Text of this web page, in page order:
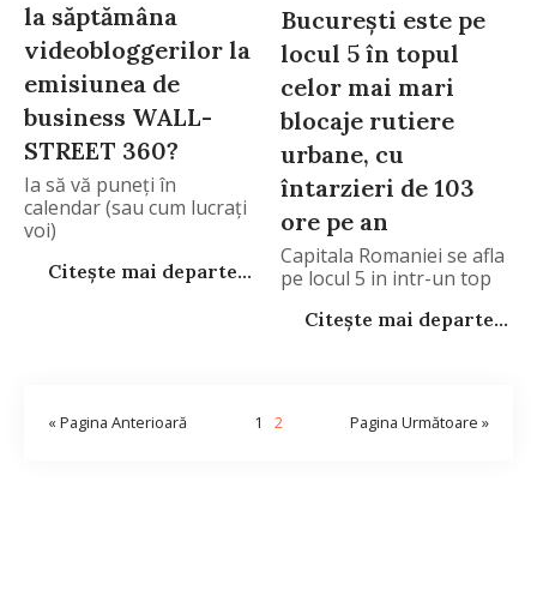
la săptămâna
videobloggerilor la
emisiunea de
business WALL-
STREET 360?
Ia să vă puneți în
calendar (sau cum lucrați
voi)
Citește mai departe...
București este pe
locul 5 în topul
celor mai mari
blocaje rutiere
urbane, cu
întarzieri de 103
ore pe an
Capitala Romaniei se afla
pe locul 5 in intr-un top
Citește mai departe...
« Pagina Anterioară 1 2 Pagina Următoare »